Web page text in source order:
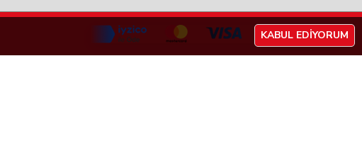
KABUL EDIYORUM